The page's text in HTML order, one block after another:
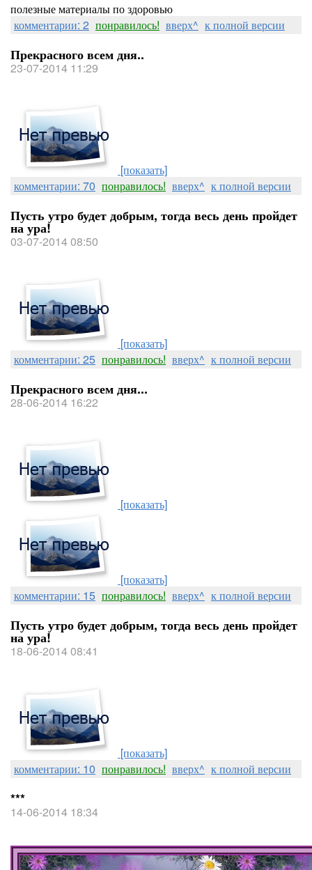
полезные материалы по здоровью
комментарии: 2 понравилось! вверх^ к полной версии
Прекрасного всем дня..
23-07-2014 11:29
[показать]
комментарии: 70 понравилось! вверх^ к полной версии
Пусть утро будет добрым, тогда весь день пройдет
на ура!
03-07-2014 08:50
[показать]
комментарии: 25 понравилось! вверх^ к полной версии
Прекрасного всем дня...
28-06-2014 16:22
[показать]
[показать]
комментарии: 15 понравилось! вверх^ к полной версии
Пусть утро будет добрым, тогда весь день пройдет
на ура!
18-06-2014 08:41
[показать]
комментарии: 10 понравилось! вверх^ к полной версии
***
14-06-2014 18:34